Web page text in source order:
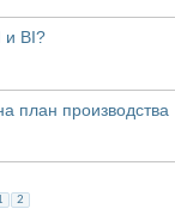
и BI?
план производства
2